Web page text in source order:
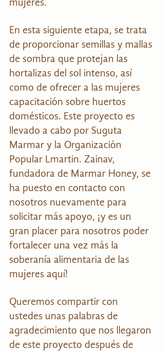
En esta siguiente etapa, se trata
de proporcionar semillas y mallas
de sombra que protejan las
hortalizas del sol intenso, así
como de ofrecer a las mujeres
capacitación sobre huertos
domésticos. Este proyecto es
llevado a cabo por Suguta
Marmar y la Organización
Popular Lmartin. Zainav,
fundadora de Marmar Honey, se
ha puesto en contacto con
nosotros nuevamente para
solicitar más apoyo, ¡y es un
gran placer para nosotros poder
fortalecer una vez más la
soberanía alimentaria de las
mujeres aquí!
Queremos compartir con
ustedes unas palabras de
agradecimiento que nos llegaron
de este proyecto después de